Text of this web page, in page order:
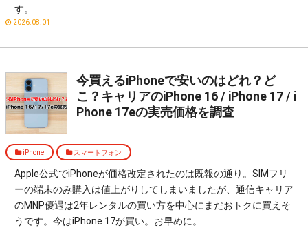
す。
2026.08.01
今買えるiPhoneで安いのはどれ？ど
こ？キャリアのiPhone 16 / iPhone 17 / i
Phone 17eの実売価格を調査
iPhone スマートフォン
Apple公式でiPhoneが価格改定されたのは既報の通り。SIMフリ
ーの端末のみ購入は値上がりしてしまいましたが、通信キャリア
のMNP優遇は2年レンタルの買い方を中心にまだおトクに買えそ
うです。今はiPhone 17が買い。お早めに。